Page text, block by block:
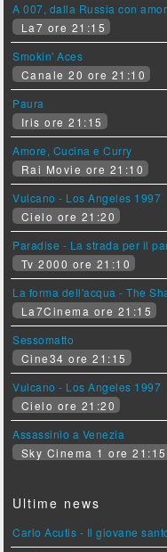
A 007, dalla Russia con
La7 ore 21:15
Smokin' Aces
Canale 20 ore 21:10
Paura
Iris ore 21:15
Amore, Cucina e Curry
Rai Movie ore 21:10
Vulcano - Los Angeles 1997
Cielo ore 21:20
Paradise - La strada per il
Tv 2000 ore 21:10
La forma dell'acqua - The
La7Cinema ore 21:15
Sessomatto
Cine34 ore 21:15
Vulcano - Los Angeles 1997
Cielo ore 21:20
Assassinio a Venezia
Sky Cinema 1 ore 21:15
Ultime news
Carlo Acutis - Il giovane